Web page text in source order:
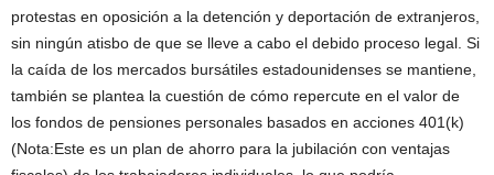
protestas en oposición a la detención y deportación de extranjeros,
sin ningún atisbo de que se lleve a cabo el debido proceso legal. Si
la caída de los mercados bursátiles estadounidenses se mantiene,
también se plantea la cuestión de cómo repercute en el valor de
los fondos de pensiones personales basados en acciones 401(k)
(Nota:Este es un plan de ahorro para la jubilación con ventajas